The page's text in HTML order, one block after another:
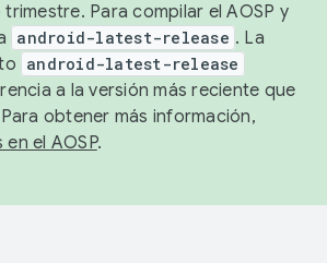
Para compilar el AOSP y
android-latest-release . La
android-latest-release
a la versión más reciente que
obtener más información,
el AOSP.